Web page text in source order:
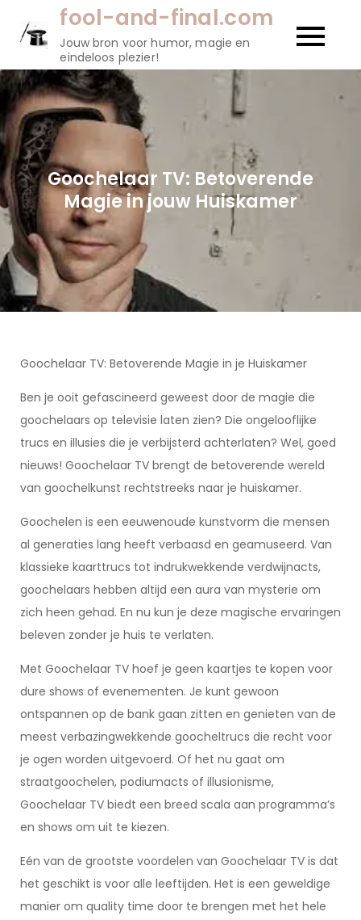
gaan
fool-and-final.com
Jouw bron voor humor, magie en
eindeloos plezier!
Goochelaar TV: Betoverende
Magie in jouw Huiskamer
Goochelaar TV: Betoverende Magie in je Huiskamer
Ben je ooit gefascineerd geweest door de magie die
goochelaars op televisie laten zien? Die ongelooflijke
trucs en illusies die je verbijsterd achterlaten? Wel, goed
nieuws! Goochelaar TV brengt de betoverende wereld
van goochelkunst rechtstreeks naar je huiskamer.
Goochelen is een eeuwenoude kunstvorm die mensen
al generaties lang heeft verbaasd en geamuseerd. Van
klassieke kaarttrucs tot indrukwekkende verdwijnacts,
goochelaars hebben altijd een aura van mysterie om
zich heen gehad. En nu kun je deze magische ervaringen
beleven zonder je huis te verlaten.
Met Goochelaar TV hoef je geen kaartjes te kopen voor
dure shows of evenementen. Je kunt gewoon
ontspannen op de bank gaan zitten en genieten van de
meest verbazingwekkende goocheltrucs die recht voor
je ogen worden uitgevoerd. Of het nu gaat om
straatgoochelen, podiumacts of illusionisme,
Goochelaar TV biedt een breed scala aan programma’s
en shows om uit te kiezen.
Eén van de grootste voordelen van Goochelaar TV is dat
het geschikt is voor alle leeftijden. Het is een geweldige
manier om quality time door te brengen met het hele